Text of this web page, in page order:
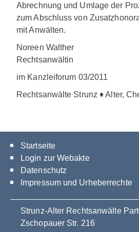
Abrechnung und Umlage der
zum Abschluss von
mit Anwälten.
Noreen Walther
Rechtsanwältin
im Kanzleiforum 03/2011
Rechtsanwälte Strunz ♦ Alter,
Startseite
Login zur Webakte
Datenschutz
Impressum und Urheberrechte
Strunz-Alter Rechtsanwälte
Zschopauer Str. 216